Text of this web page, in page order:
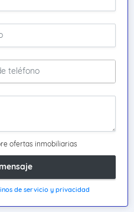
ofertas inmobiliarias
de servicio y privacidad